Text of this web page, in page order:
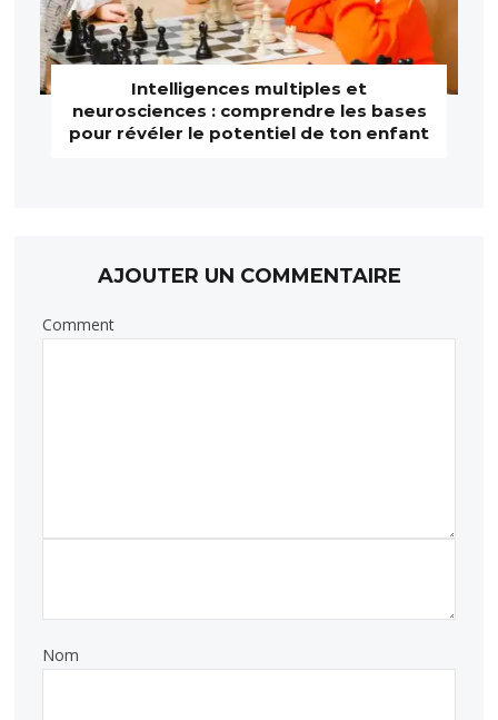
Intelligences multiples et
neurosciences : comprendre les bases
pour révéler le potentiel de ton enfant
AJOUTER UN COMMENTAIRE
Comment
Nom